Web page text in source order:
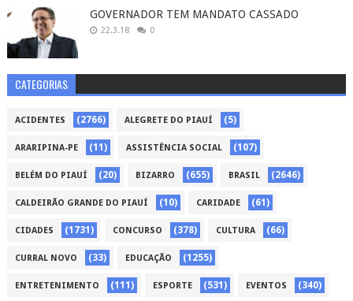
GOVERNADOR TEM MANDATO CASSADO
22.3.18 0
CATEGORIAS
ACIDENTES (2766) ALEGRETE DO PIAUÍ (5)
ARARIPINA-PE (11) ASSISTÊNCIA SOCIAL (107)
BELÉM DO PIAUÍ (20) BIZARRO (655) BRASIL (2646)
CALDEIRÃO GRANDE DO PIAUÍ (10) CARIDADE (61)
CIDADES (1731) CONCURSO (378) CULTURA (66)
CURRAL NOVO (33) EDUCAÇÃO (1255)
ENTRETENIMENTO (111) ESPORTE (531) EVENTOS (340)